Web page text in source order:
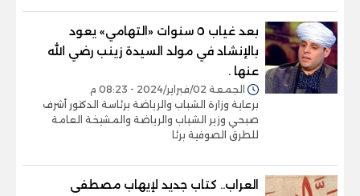
بعد غياب ٥ سنوات «التهامي» يعود
بالإنشاد في مولد السيدة زينب رضي الله
عنها .
الجمعة 02/فبراير/2024 - 08:23 م
برعاية وزارة الشباب والرياضة برئاسة الدكتور أشرف
صبحي وزير الشباب والرياضة والمشيخة العامة
للطرق الصوفية برئا
العراب.. كتاب جديد لإيهاب مصطفى